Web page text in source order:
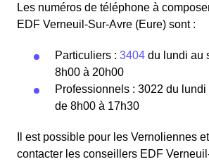
Les numéros de téléphone à
EDF Verneuil-Sur-Avre (Eure) sont :
Particuliers : 3404 du lundi au
8h00 à 20h00
Professionnels : 3022 du
de 8h00 à 17h30
Il est possible pour les Vernoliennes
contacter les conseillers EDF